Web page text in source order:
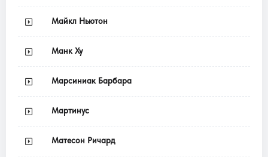
Майкл Ньютон
Манк Ху
Марсиниак Барбара
Мартинус
Матесон Ричард